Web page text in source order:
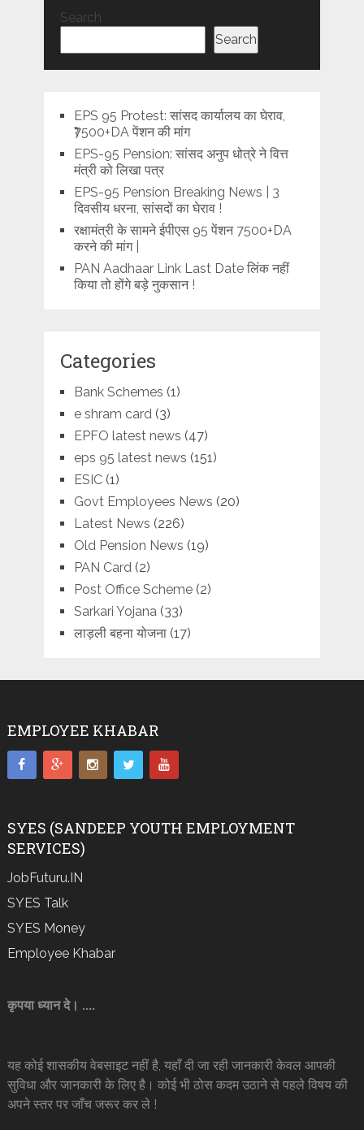
Search
Search
EPS 95 Protest: सांसद कार्यालय का घेराव,
₹7500+DA पेंशन की मांग
EPS-95 Pension: सांसद अनुप धोत्रे ने वित्त
मंत्री को लिखा पत्र
EPS-95 Pension Breaking News | 3
दिवसीय धरना, सांसदों का घेराव !
रक्षामंत्री के सामने ईपीएस 95 पेंशन 7500+DA
करने की मांग |
PAN Aadhaar Link Last Date लिंक नहीं
किया तो होंगे बड़े नुकसान !
Categories
Bank Schemes (1)
e shram card (3)
EPFO latest news (47)
eps 95 latest news (151)
ESIC(1)
Govt Employees News (20)
Latest News (226)
Old Pension News (19)
PAN Card (2)
Post Office Scheme(2)
Sarkari Yojana (33)
लाड़ली बहना योजना(17)
EMPLOYEE KHABAR
SYES (SANDEEP YOUTH EMPLOYMENT
SERVICES)
JobFuturu.IN
SYES Talk
SYES Money
Employee Khabar
कृपया ध्यान दे। ....
यह कोई शासकीय वेबसाइट नहीं है, यहाँ दी जा रही जानकारी केवल आपकी
सुविधा और जानकारी के लिए है। कोई भी ठोस कदम उठाने से पहले विषय की
अपने स्तर पर जाँच जरूर कर ले !